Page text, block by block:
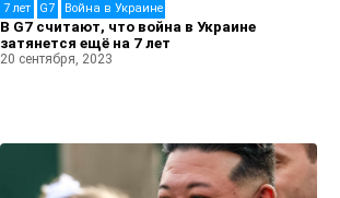
7 лет G7 Война в Украине
В G7 считают, что война в Украине
затянется ещё на 7 лет
20 сентября, 2023